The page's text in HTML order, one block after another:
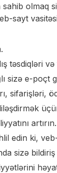
sahib
sayt
təsdiqləri
sizə e-poçt
sifarişləri,
artırın.
edin ki,
sizə